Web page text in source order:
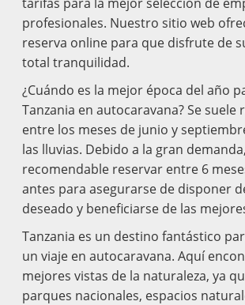
profesionales. Nuestro sitio web
reserva online para que disfrute de
total tranquilidad.
¿Cuándo es la mejor época del año
Tanzania en autocaravana? Se suele
entre los meses de junio y
las lluvias. Debido a la gran
recomendable reservar entre 6
antes para asegurarse de disponer
deseado y beneficiarse de las
Tanzania es un destino fantástico
un viaje en autocaravana. Aquí
mejores vistas de la naturaleza, ya
parques nacionales, espacios